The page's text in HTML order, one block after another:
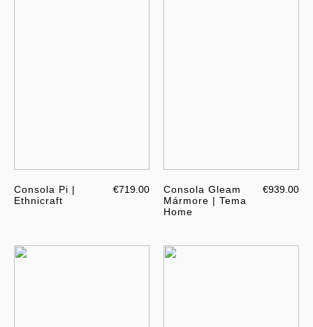
Consola Pi |
Ethnicraft
€719.00
Consola Gleam
Mármore | Tema
Home
€939.00